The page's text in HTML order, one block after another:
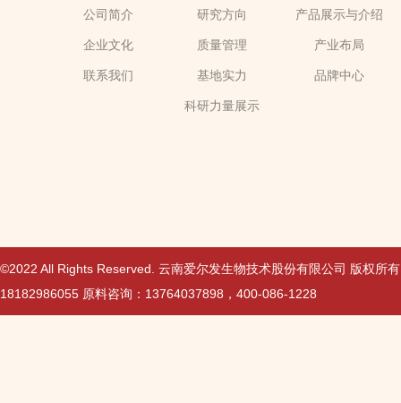
公司简介
企业文化
联系我们
研究方向
质量管理
基地实力
科研力量展示
产品展示与介绍
产业布局
品牌中心
©2022 All Rights Reserved. 云南爱尔发生物技术股份有限公司 版权所
18182986055 原料咨询：13764037898，400-086-1228